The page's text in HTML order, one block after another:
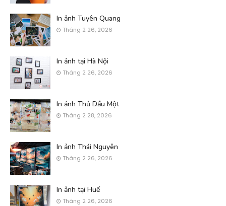
In ảnh Tuyên Quang
Tháng 2 26, 2026
In ảnh tại Hà Nội
Tháng 2 26, 2026
In ảnh Thủ Dầu Một
Tháng 2 28, 2026
In ảnh Thái Nguyên
Tháng 2 26, 2026
In ảnh tại Huế
Tháng 2 26, 2026